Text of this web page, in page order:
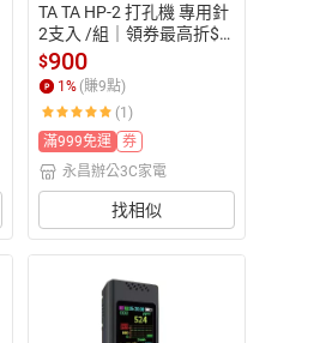
TA TA HP-2 打孔機 專用針
2支入 /組｜領券最高折$2
20
$900
1 % (賺9點)
(1)
滿999免運
券
永昌辦公3C家電
找相似